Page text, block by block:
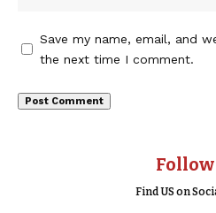
Save my name, email, and
the next time I comment.
Follow
Find US on